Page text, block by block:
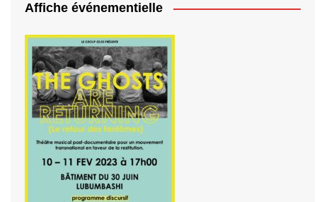
Affiche événementielle